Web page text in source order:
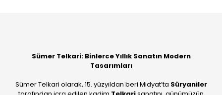
Sümer Telkari: Binlerce Yıllık Sanatın Modern
Tasarımları
Sümer Telkari olarak, 15. yüzyıldan beri Midyat’ta Süryaniler